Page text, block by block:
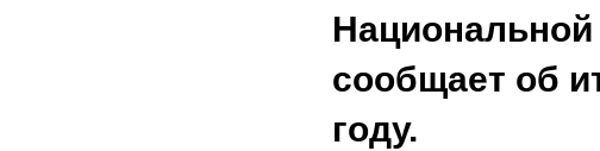
сообщает об
году.